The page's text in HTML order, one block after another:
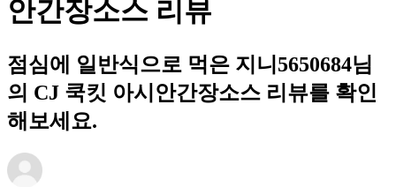
안간장소스 리뷰
점심에 일반식으로 먹은 지니5650684님
의 CJ 쿡킷 아시안간장소스 리뷰를 확인
해보세요.